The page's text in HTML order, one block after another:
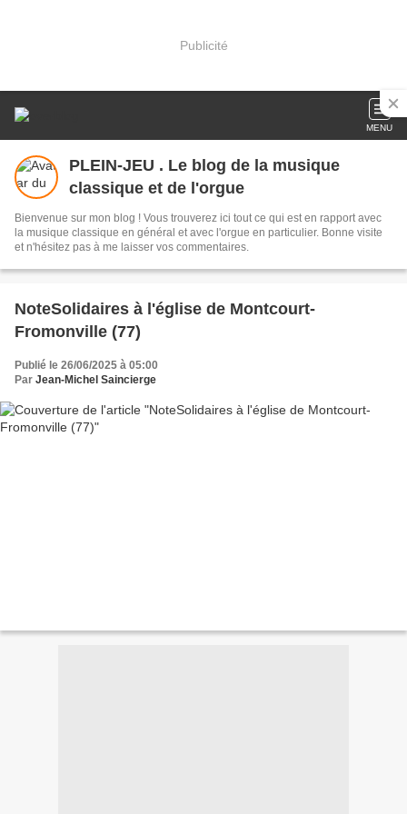
Publicité
MENU
PLEIN-JEU . Le blog de la musique
classique et de l'orgue
Bienvenue sur mon blog ! Vous trouverez ici tout ce qui est en rapport avec
la musique classique en général et avec l'orgue en particulier. Bonne visite
et n'hésitez pas à me laisser vos commentaires.
NoteSolidaires à l'église de Montcourt-
Fromonville (77)
Publié le 26/06/2025 à 05:00
Par Jean-Michel Saincierge